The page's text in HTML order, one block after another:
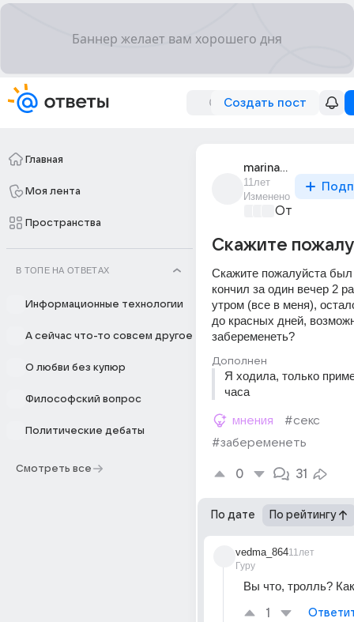
Создать пост
Главная
Моя лента
Пространства
В ТОПЕ НА ОТВЕТАХ
Информационные технологии
А сейчас что-то совсем другое
О любви без купюр
Философский вопрос
Политические дебаты
Смотреть все
marina_kon_11
11лет
Изменено
От
Скажите
Скажите пожалуйста был
кончил за один вечер 2
утром (все в меня),
до красных дней,
забеременеть?
Дополнен
Я ходила, только
часа
мнения
#секс
#забеременеть
0 31
По дате По рейтингу
vedma_864
Гуру
11лет
Вы что, тролль?
1